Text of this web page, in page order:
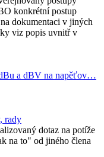
konkrétní postup
dokumentaci v jiných
viz popis uvnitř v
a dBV na napěťov…
rady
dotaz na potíže
na to" od jiného člena